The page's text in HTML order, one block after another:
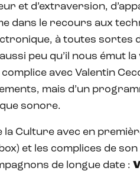
et d’extraversion,
dans le recours aux
à toutes sortes
peu qu’il nous émut la
avec Valentin
mais d’un
sonore.
la Culture avec en
et les complices de
de longue date :